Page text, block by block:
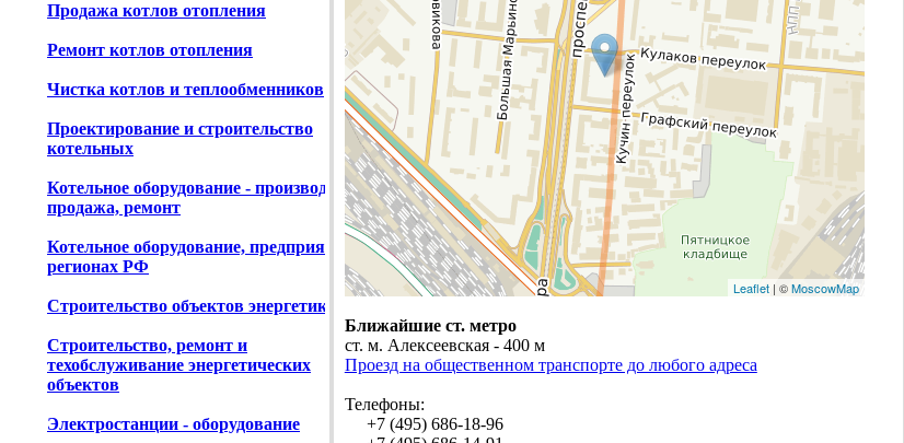
Продажа котлов отопления
Ремонт котлов отопления
Чистка котлов и теплообменников
Проектирование и строительство
котельных
Котельное оборудование - производство,
продажа, ремонт
Котельное оборудование, предприятия в
регионах РФ
Строительство объектов энергетики
Строительство, ремонт и
техобслуживание энергетических
объектов
Электростанции - оборудование
Leaflet| ©MoscowMap
Ближайшие ст. метро
ст. м. Алексеевская - 400 м
Проезд на общественном транспорте до любого адреса
Телефоны:
+7 (495) 686-18-96